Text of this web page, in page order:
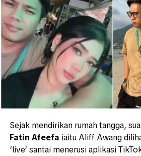
Sejak mendirikan rumah tangga,
Fatin Afeefa iaitu Aliff Awang
‘live’ santai menerusi aplikasi